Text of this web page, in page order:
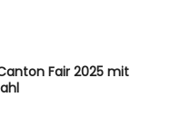
Fair 2025 mit